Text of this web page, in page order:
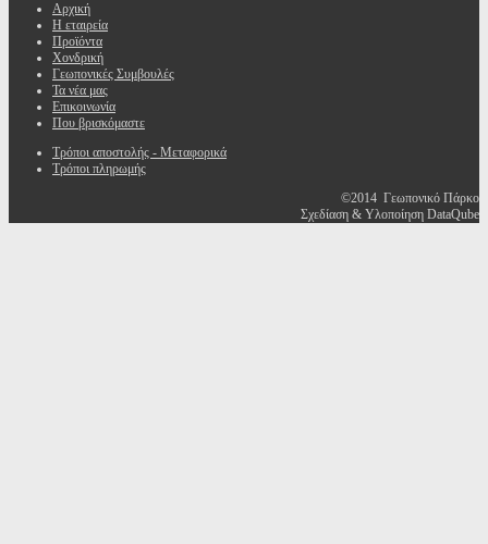
Αρχική
Η εταιρεία
Προϊόντα
Χονδρική
Γεωπονικές Συμβουλές
Τα νέα μας
Επικοινωνία
Που βρισκόμαστε
Τρόποι αποστολής - Μεταφορικά
Τρόποι πληρωμής
©2014 Γεωπονικό Πάρκο
Σχεδίαση & Υλοποίηση DataQube